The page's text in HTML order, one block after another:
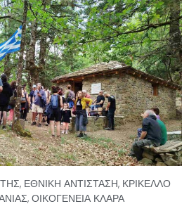
, ΕΘΝΙΚΗ ΑΝΤΙΣΤΑΣΗ, ΚΡΙΚΕΛΛΟ
, ΟΙΚΟΓΕΝΕΙΑ ΚΛΑΡΑ